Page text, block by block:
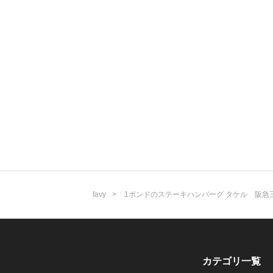
favy 1ポンドのステーキハンバーグ タケル 阪急
カテゴリ一覧